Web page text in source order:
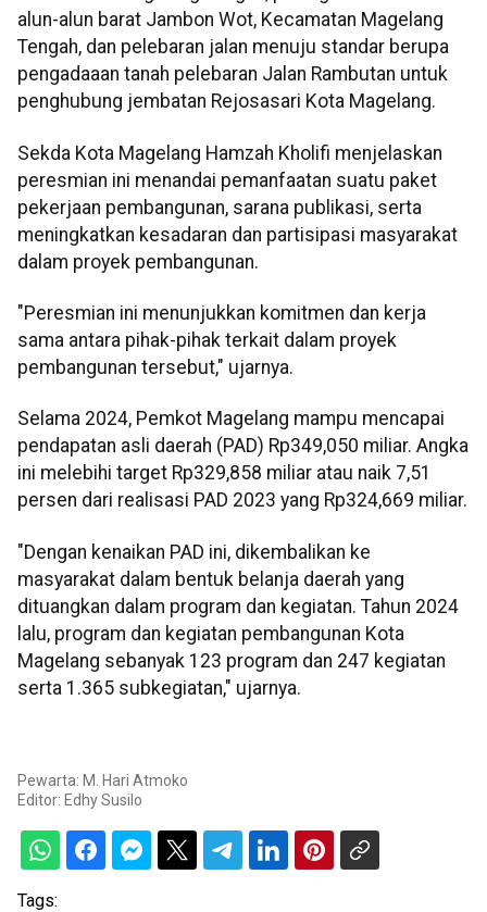
alun-alun barat Jambon Wot, Kecamatan Magelang
Tengah, dan pelebaran jalan menuju standar berupa
pengadaaan tanah pelebaran Jalan Rambutan untuk
penghubung jembatan Rejosasari Kota Magelang.
Sekda Kota Magelang Hamzah Kholifi menjelaskan
peresmian ini menandai pemanfaatan suatu paket
pekerjaan pembangunan, sarana publikasi, serta
meningkatkan kesadaran dan partisipasi masyarakat
dalam proyek pembangunan.
"Peresmian ini menunjukkan komitmen dan kerja
sama antara pihak-pihak terkait dalam proyek
pembangunan tersebut," ujarnya.
Selama 2024, Pemkot Magelang mampu mencapai
pendapatan asli daerah (PAD) Rp349,050 miliar. Angka
ini melebihi target Rp329,858 miliar atau naik 7,51
persen dari realisasi PAD 2023 yang Rp324,669 miliar.
"Dengan kenaikan PAD ini, dikembalikan ke
masyarakat dalam bentuk belanja daerah yang
dituangkan dalam program dan kegiatan. Tahun 2024
lalu, program dan kegiatan pembangunan Kota
Magelang sebanyak 123 program dan 247 kegiatan
serta 1.365 subkegiatan," ujarnya.
Pewarta: M. Hari Atmoko
Editor: Edhy Susilo
Tags: